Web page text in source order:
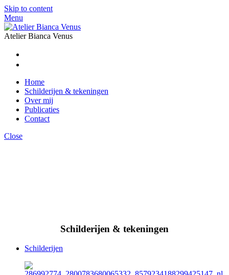
Skip to content
Menu
Atelier Bianca Venus
Home
Schilderijen & tekeningen
Over mij
Publicaties
Contact
Close
Schilderijen & tekeningen
Schilderijen